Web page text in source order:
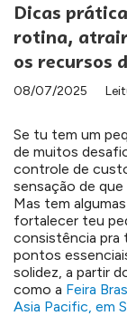
Dicas
rotina,
os recursos
08/07/2025
Se tu tem um
de muitos
controle de
sensação de
Mas tem
fortalecer teu
consistência pra
pontos
solidez, a partir
como a Feira
Asia Pacific, em